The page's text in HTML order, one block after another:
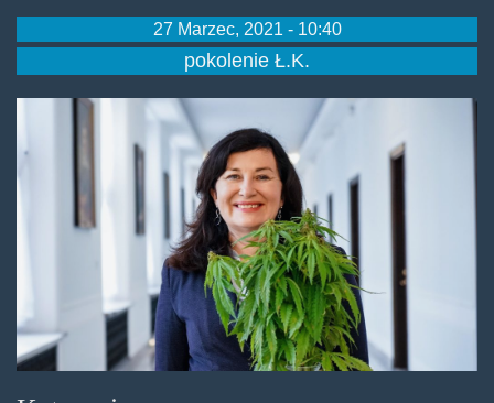
27 Marzec, 2021 - 10:40
pokolenie Ł.K.
beata-
maciejewska-
1024x609.jpg